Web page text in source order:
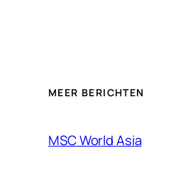
MEER BERICHTEN
MSC World Asia